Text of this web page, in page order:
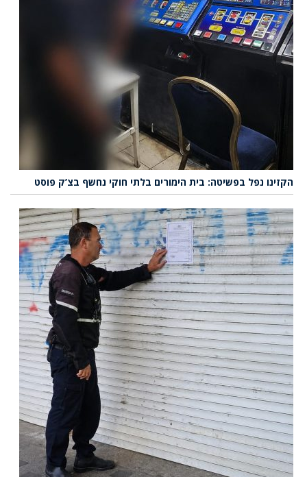
הקזינו נפל בפשיטה: בית הימורים בלתי חוקי נחשף בצ’ק פוסט